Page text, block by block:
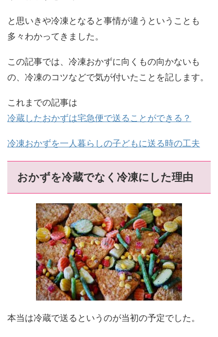
と思いきや冷凍となると事情が違うということも
多々わかってきました。
この記事では、冷凍おかずに向くもの向かないも
の、冷凍のコツなどで気が付いたことを記します。
これまでの記事は
冷蔵したおかずは宅急便で送ることができる？
冷凍おかずを一人暮らしの子どもに送る時の工夫
おかずを冷蔵でなく冷凍にした理由
本当は冷蔵で送るというのが当初の予定でした。